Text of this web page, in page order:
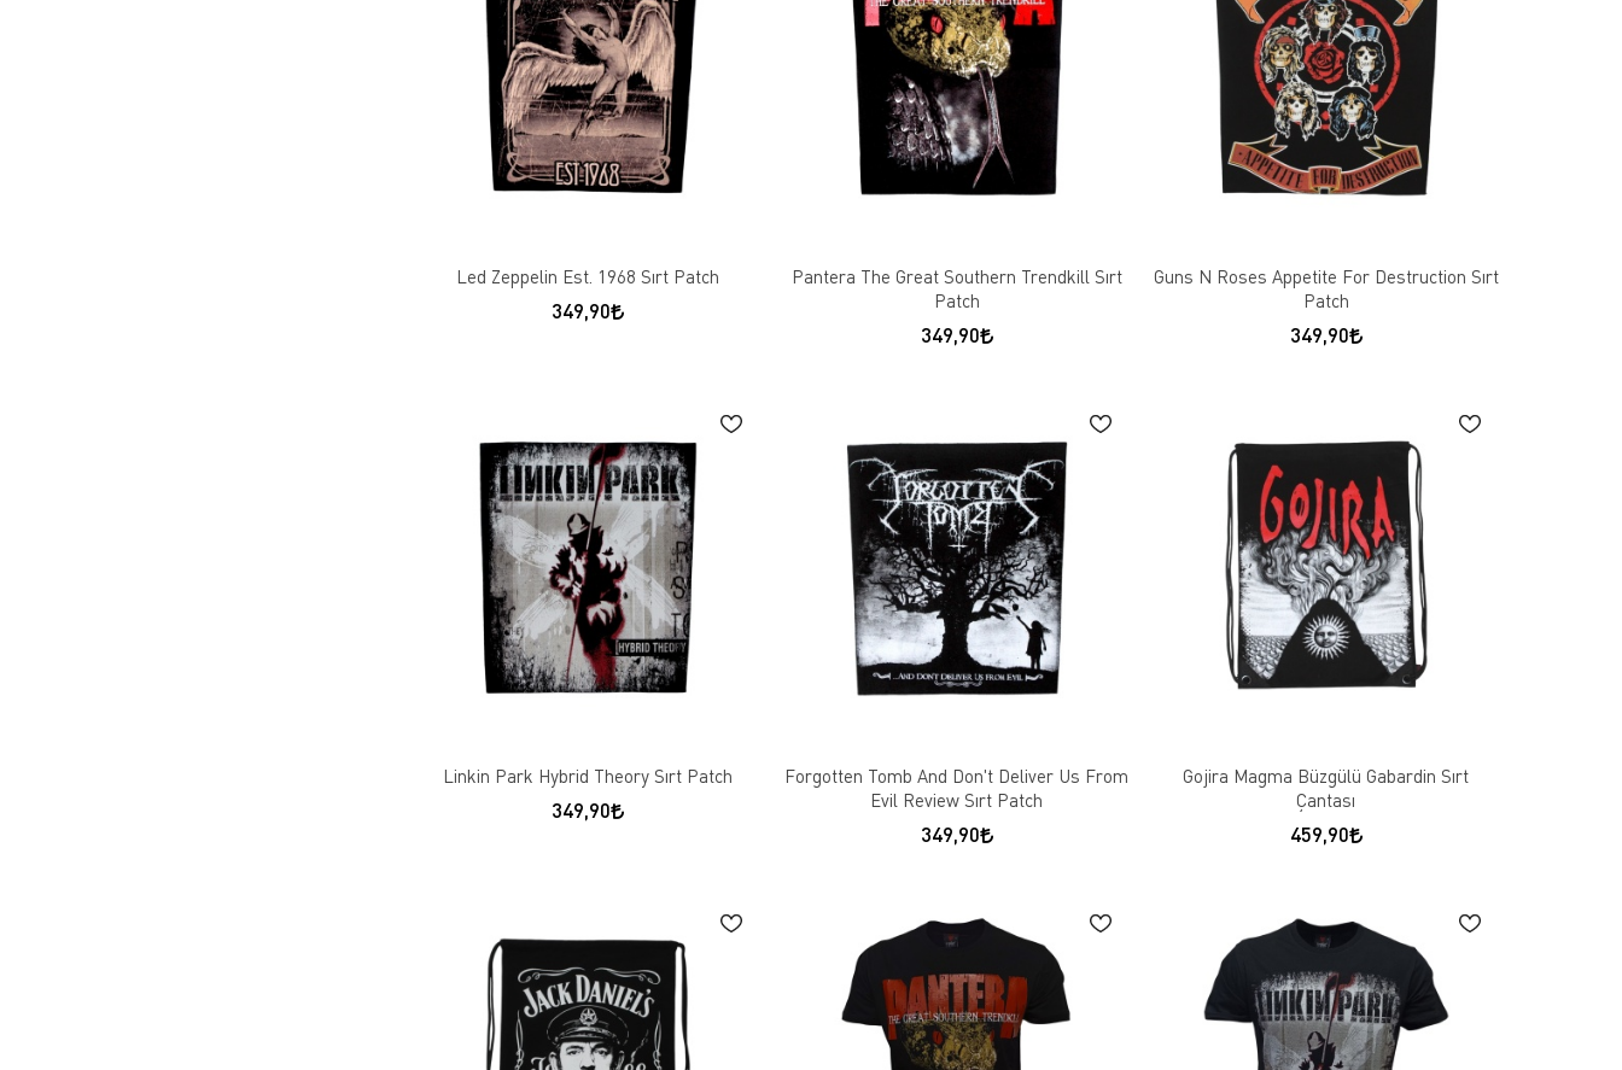
Led Zeppelin Est. 1968 Sırt Patch
349,90
Pantera The Great Southern Trendkill Sırt
Patch
349,90
Guns N Roses Appetite For Destruction Sırt
Patch
349,90
Linkin Park Hybrid Theory Sırt Patch
349,90
Forgotten Tomb And Don't Deliver Us From
Evil Review Sırt Patch
349,90
Gojira Magma Büzgülü Gabardin Sırt
Çantası
459,90